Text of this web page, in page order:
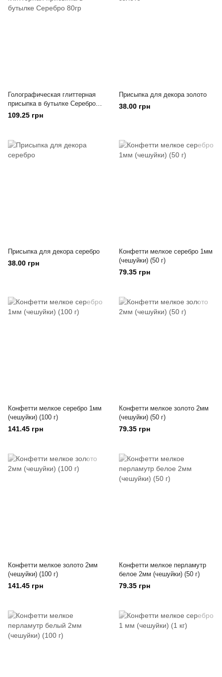
Голографическая глиттерная
присыпка в бутылке Серебро
80гр
109.25 грн
Присыпка для декора золото
38.00 грн
Присыпка для декора серебро
38.00 грн
Конфетти мелкое серебро 1мм
(чешуйки) (50 г)
79.35 грн
Конфетти мелкое серебро 1мм
(чешуйки) (100 г)
141.45 грн
Конфетти мелкое золото 2мм
(чешуйки) (50 г)
79.35 грн
Конфетти мелкое золото 2мм
(чешуйки) (100 г)
141.45 грн
Конфетти мелкое перламутр
белое 2мм (чешуйки) (50 г)
79.35 грн